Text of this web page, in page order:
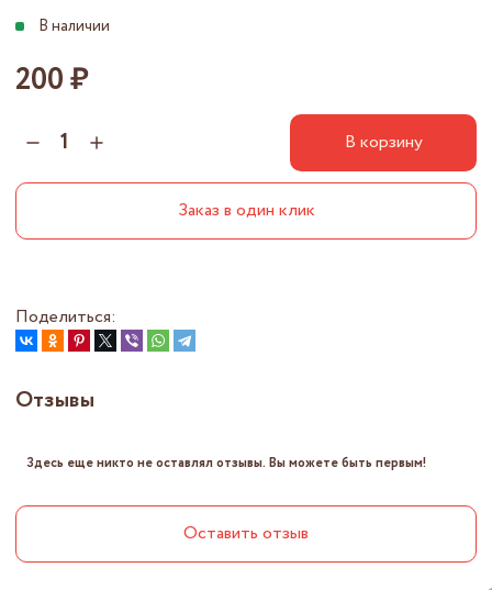
200 ₽
В корзину
Заказ в один клик
Поделиться:
Отзывы
Здесь еще никто не оставлял отзывы. Вы можете быть первым!
Оставить отзыв